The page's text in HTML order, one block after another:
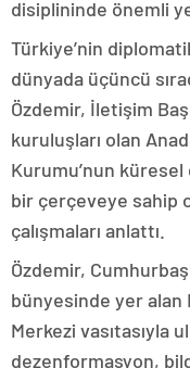
disiplininde önemli
Türkiye’nin
dünyada üçüncü
Özdemir, İletişim
kuruluşları olan
Kurumu’nun küresel
bir çerçeveye sahip
çalışmaları anlattı.
Özdemir,
bünyesinde yer alan
Merkezi vasıtasıyla
dezenformasyon,